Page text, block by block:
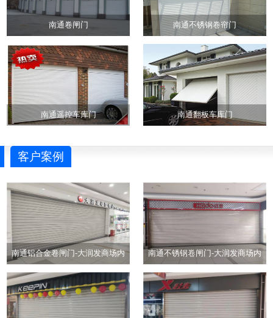
南通卷闸门 南通不锈钢卷帘门
南通遥控车库门 南通翻板车库门
客户案例
南通铝合金卷闸门-大润发商场内 南通不锈钢卷闸门-大润发商场内